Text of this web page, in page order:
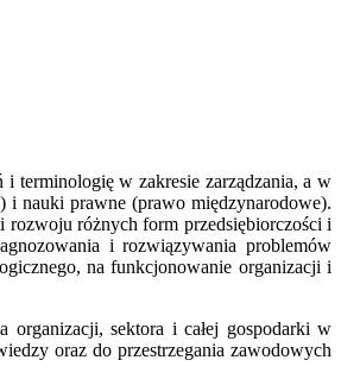
i terminologię w zakresie zarządzania, a w
i nauki prawne (prawo międzynarodowe).
rozwoju różnych form przedsiębiorczości i
i rozwiązywania problemów
na funkcjonowanie organizacji i
organizacji, sektora i całej gospodarki w
oraz do przestrzegania zawodowych